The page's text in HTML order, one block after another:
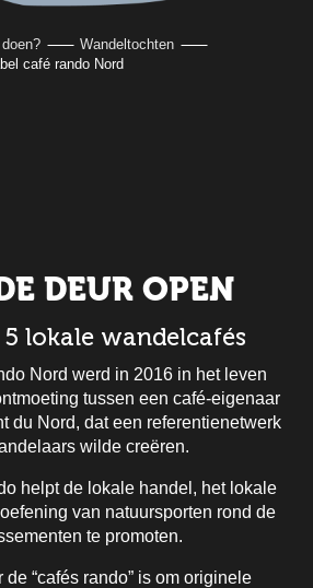
Wandeltochten
café rando Nord
DEUR OPEN
lokale wandelcafés
Nord werd in 2016 in het leven
tussen een café-eigenaar
du Nord, dat een referentienetwerk
wilde creëren.
helpt de lokale handel, het lokale
van natuursporten rond de
te promoten.
de “cafés rando” is om originele